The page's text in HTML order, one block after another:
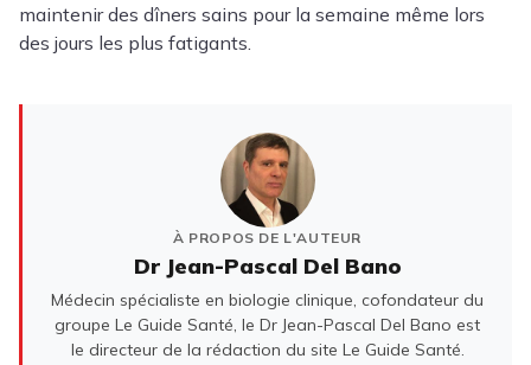
maintenir des dîners sains pour la semaine même lors
des jours les plus fatigants.
À PROPOS DE L'AUTEUR
Dr Jean-Pascal Del Bano
Médecin spécialiste en biologie clinique, cofondateur du
groupe Le Guide Santé, le Dr Jean-Pascal Del Bano est
le directeur de la rédaction du site Le Guide Santé.